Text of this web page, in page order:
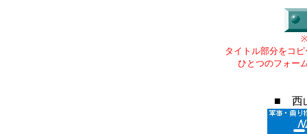
タイトル部分をコ
ひとつのフォー
■ 西